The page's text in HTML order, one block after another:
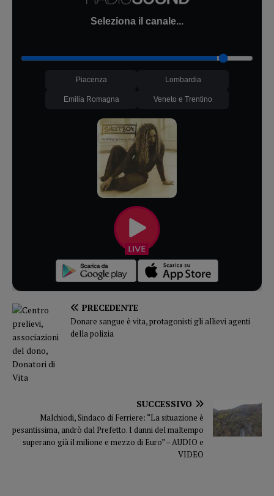
Seleziona il canale...
Piacenza Lombardia
Emilia Romagna Veneto e Trentino
PRECEDENTE
Donare sangue è vita, protagonisti gli allievi agenti
della polizia
SUCCESSIVO
Malchiodi, Sindaco di Ferriere: “La situazione è
pesantissima, andrò dal Prefetto. I danni del maltempo
superano già il milione e mezzo di Euro” – AUDIO e
VIDEO